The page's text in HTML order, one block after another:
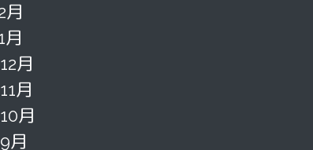
月
月
月
月
月
月